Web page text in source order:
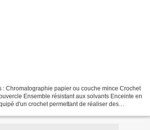
: Chromatographie papier ou couche mince Crochet
Ensemble résistant aux solvants Enceinte en
d'un crochet permettant de réaliser des